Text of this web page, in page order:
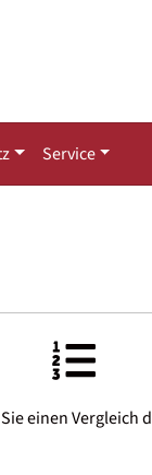
Service
einen Vergleich